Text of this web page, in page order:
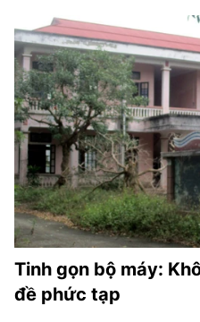
Tinh gọn bộ máy:
đề phức tạp